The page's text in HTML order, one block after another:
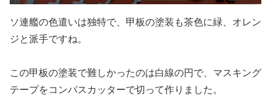
ソ連艦の色遣いは独特で、甲板の塗装も茶色に緑、オレン
ジと派手ですね。
この甲板の塗装で難しかったのは白線の円で、マスキング
テープをコンパスカッターで切って作りました。